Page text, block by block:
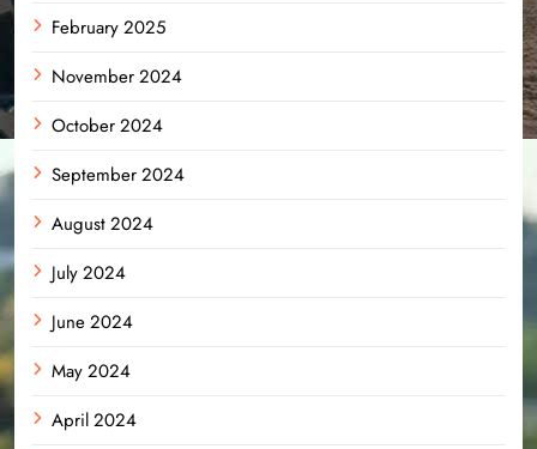
February 2025
November 2024
October 2024
September 2024
August 2024
July 2024
June 2024
May 2024
April 2024